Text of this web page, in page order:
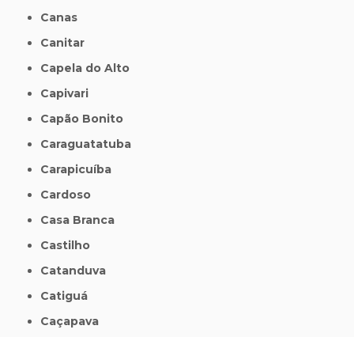
Canas
Canitar
Capela do Alto
Capivari
Capão Bonito
Caraguatatuba
Carapicuíba
Cardoso
Casa Branca
Castilho
Catanduva
Catiguá
Caçapava